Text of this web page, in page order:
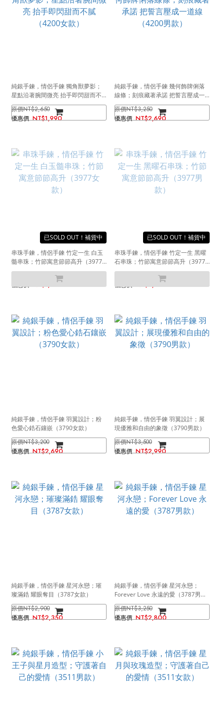
純銀手鍊，情侶手鍊 獨角獸夢影；
星點沿著腕間微亮 抬手即閃甜而不
膩（4200女款）
NT$2,650
NT$1,990
純銀手鍊，情侶手鍊 幾何飾牌俐落
線條；刻痕藏著承諾 把誓言壓成一
道線（4200男款）
NT$3,250
NT$2,690
SOLD OUT
串珠手鍊，情侶手鍊 竹定一生 白玉
髓串珠；竹節寓意節節高升（3977
女款）
NT$1,990
SOLD OUT
串珠手鍊，情侶手鍊 竹定一生 黑曜
石串珠；竹節寓意節節高升（3977
男款）
NT$2,590
純銀手鍊，情侶手鍊 羽翼設計；粉
色愛心鋯石鑲嵌（3790女款）
NT$3,200
NT$2,690
純銀手鍊，情侶手鍊 羽翼設計；展
現優雅和自由的象徵（3790男款）
NT$3,500
NT$2,990
純銀手鍊，情侶手鍊 星河永戀；璀
璨滿鋯 耀眼奪目（3787女款）
NT$2,900
NT$2,350
純銀手鍊，情侶手鍊 星河永戀；
Forever Love 永遠的愛（3787男
款）
NT$3,250
NT$2,800